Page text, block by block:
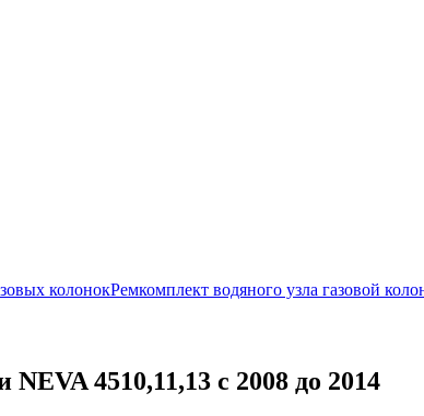
колонокРемкомплект водяного узла газовой
4510,11,13 с 2008 до 2014